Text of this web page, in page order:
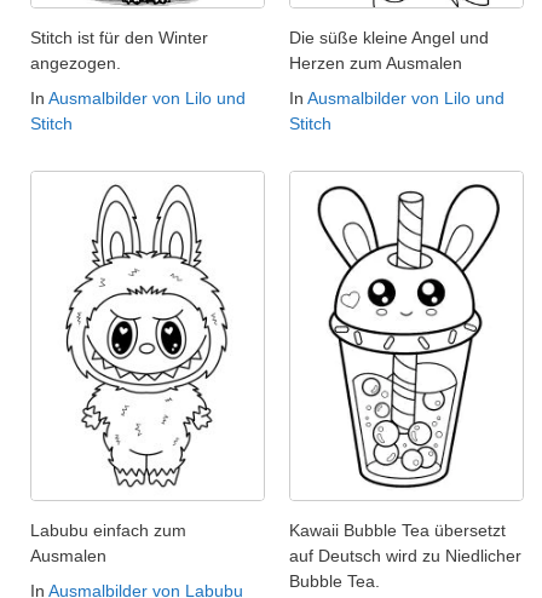
Stitch ist für den Winter
angezogen.
In Ausmalbilder von Lilo und
Stitch
Die süße kleine Angel und
Herzen zum Ausmalen
In Ausmalbilder von Lilo und
Stitch
Labubu einfach zum
Ausmalen
In Ausmalbilder von Labubu
Kawaii Bubble Tea übersetzt
auf Deutsch wird zu Niedlicher
Bubble Tea.